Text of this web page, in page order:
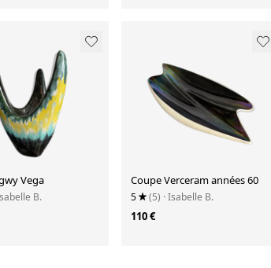
Vega
B.
Coupe Verceram années 60
5 (5) · Isabelle B.
110 €